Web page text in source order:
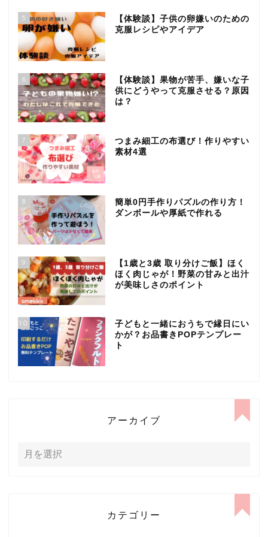
5
【体験談】子供の卵嫌いのための
克服レシピやアイデア
6
【体験談】果物が苦手、嫌いな子
供にどうやって克服させる？原因
は？
7
つまみ細工の布選び！作りやすい
素材4選
8
簡単0円手作りパズルの作り方！
ダンボールや厚紙で作れる
9
【1歳と3歳 取り分けご飯】ほく
ほく肉じゃが！野菜の甘みと出汁
が美味しさのポイント
10
子どもと一緒におうちで縁日にい
かが？お品書きPOPテンプレー
ト
アーカイブ
カテゴリー